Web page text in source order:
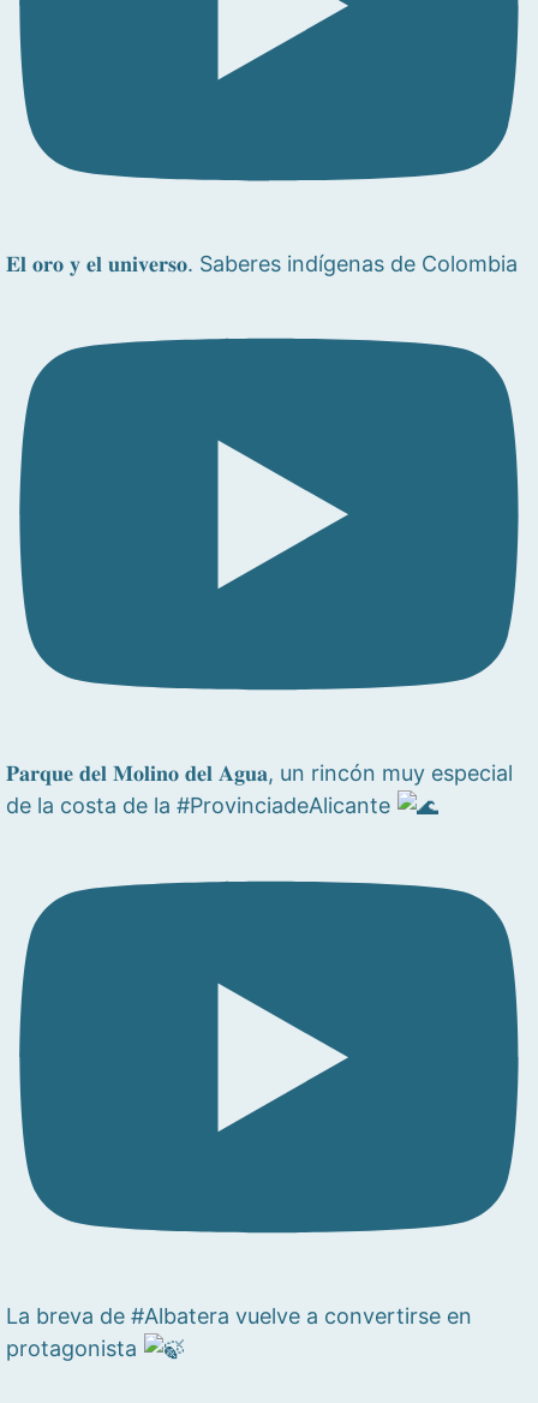
𝐄𝐥 𝐨𝐫𝐨 𝐲 𝐞𝐥 𝐮𝐧𝐢𝐯𝐞𝐫𝐬𝐨. Saberes indígenas de Colombia
𝐏𝐚𝐫𝐪𝐮𝐞 𝐝𝐞𝐥 𝐌𝐨𝐥𝐢𝐧𝐨 𝐝𝐞𝐥 𝐀𝐠𝐮𝐚, un rincón muy especial
de la costa de la #ProvinciadeAlicante
La breva de #Albatera vuelve a convertirse en
protagonista